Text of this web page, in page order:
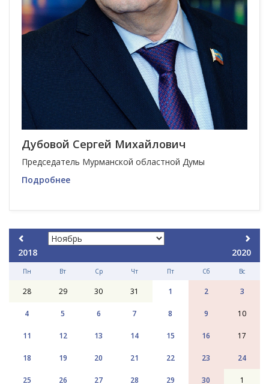
Дубовой Сергей Михайлович
Председатель Мурманской областной Думы
Подробнее
2018 2020
Пн Вт Ср Чт Пт Сб Вс
28 29 30 31 1 2 3
4 5 6 7 8 9 10
11 12 13 14 15 16 17
18 19 20 21 22 23 24
25 26 27 28 29 30 1